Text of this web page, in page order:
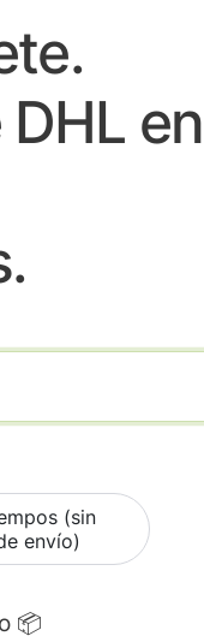
en
(sin
envío)
📦